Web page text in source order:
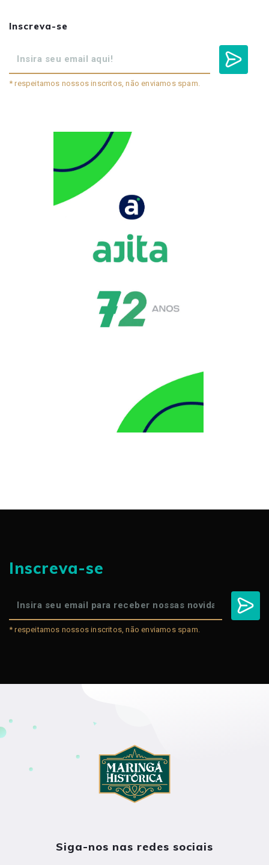
Inscreva-se
* respeitamos nossos inscritos, não enviamos spam.
Inscreva-se
* respeitamos nossos inscritos, não enviamos spam.
Siga-nos nas redes sociais